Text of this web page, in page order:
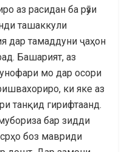
аз расидан ба рӯзи
ташаккули
дар тамаддуни ҷаҳон
Башарият, аз
мо дар осори
ки яке аз
танқид гирифтаанд.
бар зидди
боз мавриди